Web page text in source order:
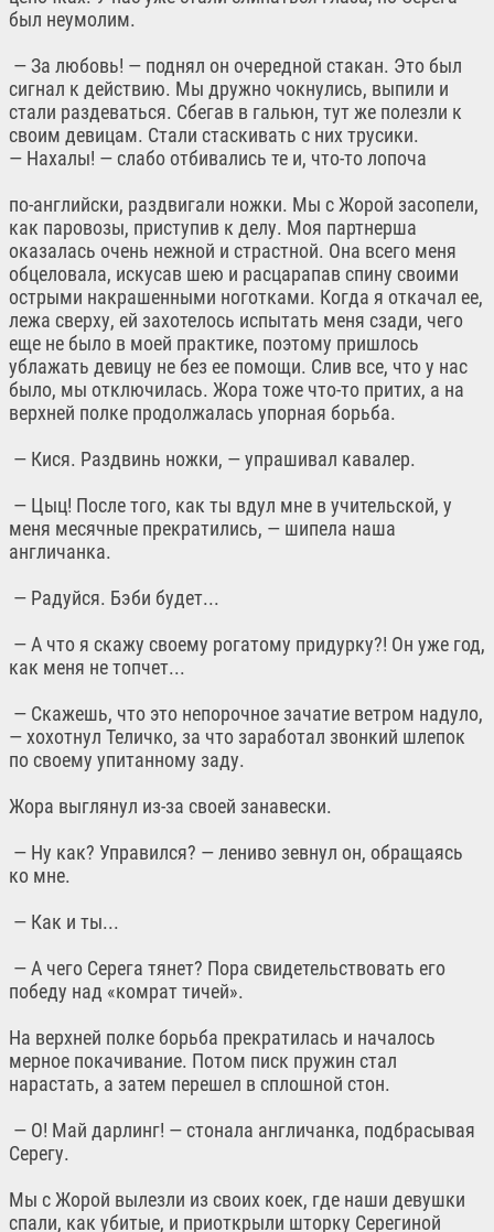
был неумолим.
— За любовь! — поднял он очередной стакан. Это был
сигнал к действию. Мы дружно чокнулись, выпили и
стали раздеваться. Сбегав в гальюн, тут же полезли к
своим девицам. Стали стаскивать с них трусики.
— Нахалы! — слабо отбивались те и, что-то лопоча
по-английски, раздвигали ножки. Мы с Жорой засопели,
как паровозы, приступив к делу. Моя партнерша
оказалась очень нежной и страстной. Она всего меня
обцеловала, искусав шею и расцарапав спину своими
острыми накрашенными ноготками. Когда я откачал ее,
лежа сверху, ей захотелось испытать меня сзади, чего
еще не было в моей практике, поэтому пришлось
ублажать девицу не без ее помощи. Слив все, что у нас
было, мы отключилась. Жора тоже что-то притих, а на
верхней полке продолжалась упорная борьба.
— Кися. Раздвинь ножки, — упрашивал кавалер.
— Цыц! После того, как ты вдул мне в учительской, у
меня месячные прекратились, — шипела наша
англичанка.
— Радуйся. Бэби будет...
— А что я скажу своему рогатому придурку?! Он уже год,
как меня не топчет...
— Скажешь, что это непорочное зачатие ветром надуло,
— хохотнул Теличко, за что заработал звонкий шлепок
по своему упитанному заду.
Жора выглянул из-за своей занавески.
— Ну как? Управился? — лениво зевнул он, обращаясь
ко мне.
— Как и ты...
— А чего Серега тянет? Пора свидетельствовать его
победу над «комрат тичей».
На верхней полке борьба прекратилась и началось
мерное покачивание. Потом писк пружин стал
нарастать, а затем перешел в сплошной стон.
— О! Май дарлинг! — стонала англичанка, подбрасывая
Серегу.
Мы с Жорой вылезли из своих коек, где наши девушки
спали, как убитые, и приоткрыли шторку Серегиной